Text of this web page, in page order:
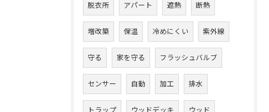
脱衣所 アパート 遮熱 断熱
増改築 保温 冷めにくい 紫外線
守る 家を守る フラッシュバルブ
センサー 自動 加工 排水
トラップ ウッドデッキ ウッド